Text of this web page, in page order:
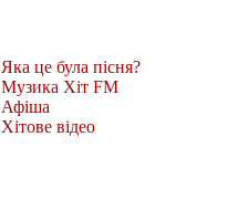
Яка це була пісня?
Музика Хіт FM
Афіша
Хітове відео